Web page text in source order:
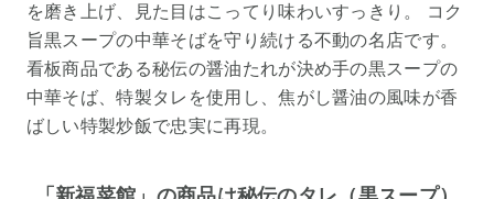
を磨き上げ、見た目はこってり味わいすっきり。 コク
旨黒スープの中華そばを守り続ける不動の名店です。
看板商品である秘伝の醤油たれが決め手の黒スープの
中華そば、特製タレを使用し、焦がし醤油の風味が香
ばしい特製炒飯で忠実に再現。